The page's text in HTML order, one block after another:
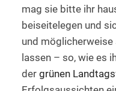
mag sie bitte ihr
beiseitelegen und
und
lassen – so, wie es
der grünen